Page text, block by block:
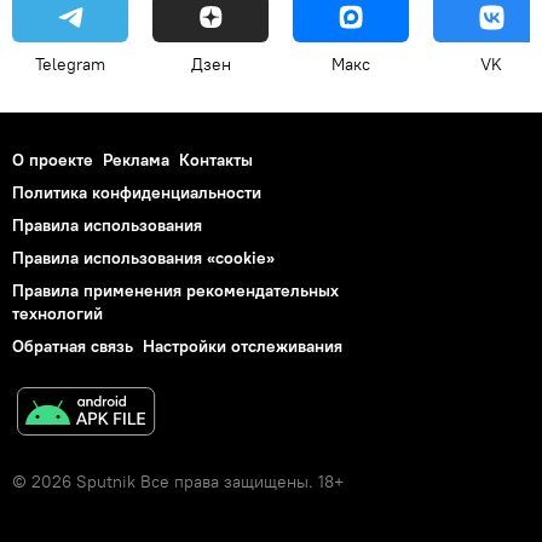
Telegram Дзен Макс VK
О проекте Реклама Контакты
Политика конфиденциальности
Правила использования
Правила использования «cookie»
Правила применения рекомендательных
технологий
Обратная связь Настройки отслеживания
© 2026 Sputnik Все права защищены. 18+